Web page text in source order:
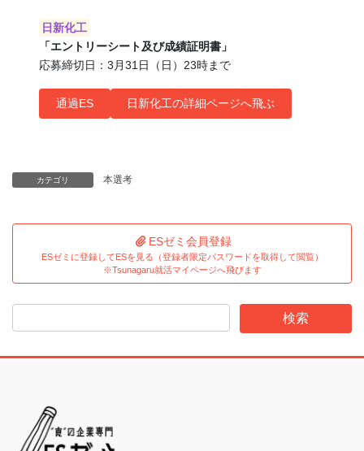
日新化工
「エントリーシート及び成績証明書」
応募締切日：3月31日（日）23時まで
通過ES 日新化工の詳細ページへ飛ぶ
カテゴリ 本選考
ESゼミ会員登録
ESゼミに登録してESを見る（登録者限定パスワードを取得して閲覧）
※Tsunagaru就活マイページへ飛びます